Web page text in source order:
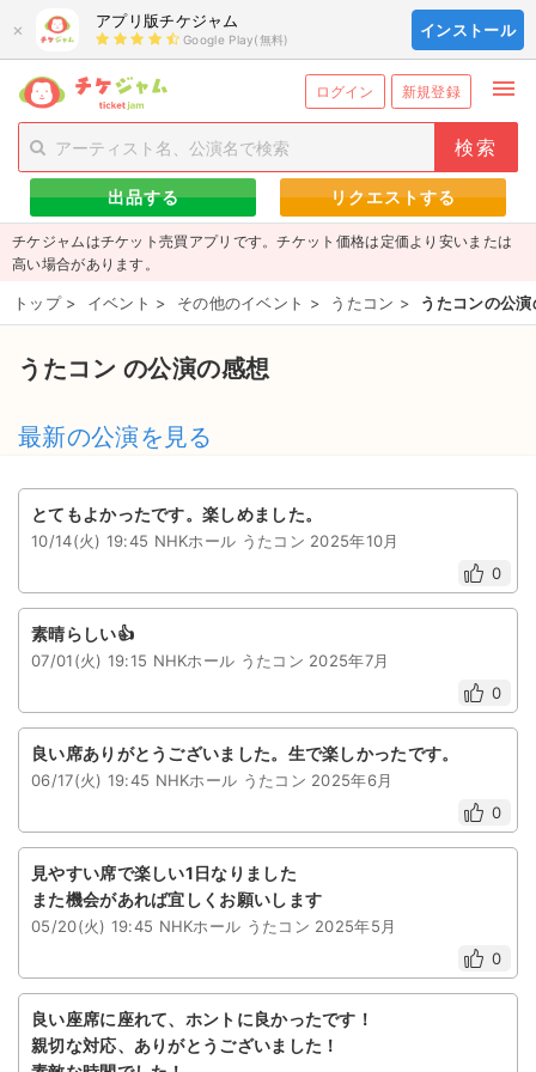
× アプリ版チケジャム
Google Play(無料) インストール
ログイン 新規登録 menu
person_add 新規会員登録 exit_to_app ログイン
チケットを探す
新着チケット
値下げしたチケット
都道府県からチケットを探す
もうすぐ開催のチケット
ライブ・コンサート（国内）
イベント
演劇・ミュージカル
ご利用ガイド
手数料・お支払い方法
よくある質問
お知らせ
出品する リクエストする
チケジャムはチケット売買アプリです。チケット価格は定価より安いまたは
高い場合があります。
トップ > イベント > その他のイベント > うたコン > うたコンの公
うたコン の公演の感想
最新の公演を見る
とてもよかったです。楽しめました。
10/14(火) 19:45 NHKホール うたコン 2025年10月
0
素晴らしい👍
07/01(火) 19:15 NHKホール うたコン 2025年7月
0
良い席ありがとうございました。生で楽しかったです。
06/17(火) 19:45 NHKホール うたコン 2025年6月
0
見やすい席で楽しい1日なりました
また機会があれば宜しくお願いします
05/20(火) 19:45 NHKホール うたコン 2025年5月
0
良い座席に座れて、ホントに良かったです！
親切な対応、ありがとうございました！